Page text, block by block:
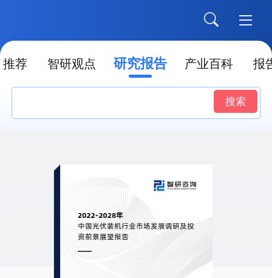
推荐 智研观点 研究报告 产业百科 报
搜索